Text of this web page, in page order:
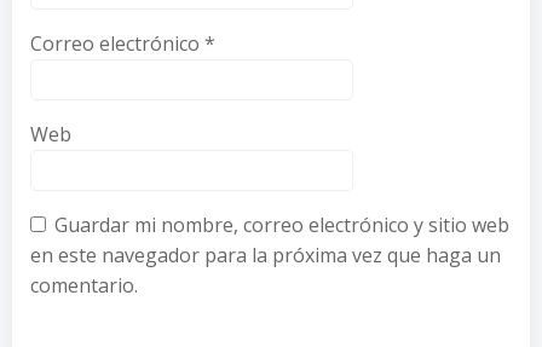
Correo electrónico *
Web
Guardar mi nombre, correo electrónico y sitio web
en este navegador para la próxima vez que haga un
comentario.